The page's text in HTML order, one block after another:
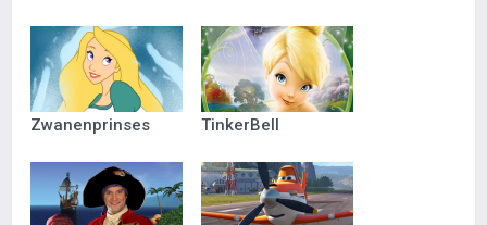
Zwanenprinses TinkerBell